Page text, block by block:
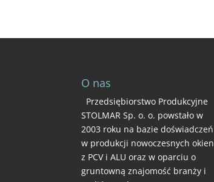
O nas
Przedsiębiorstwo Produkcyjne
STOLMAR Sp. o. o. powstało w
2003 roku na bazie doświadczeń
w produkcji nowoczesnych okien
z PCV i ALU oraz w oparciu o
gruntowną znajomość branży i